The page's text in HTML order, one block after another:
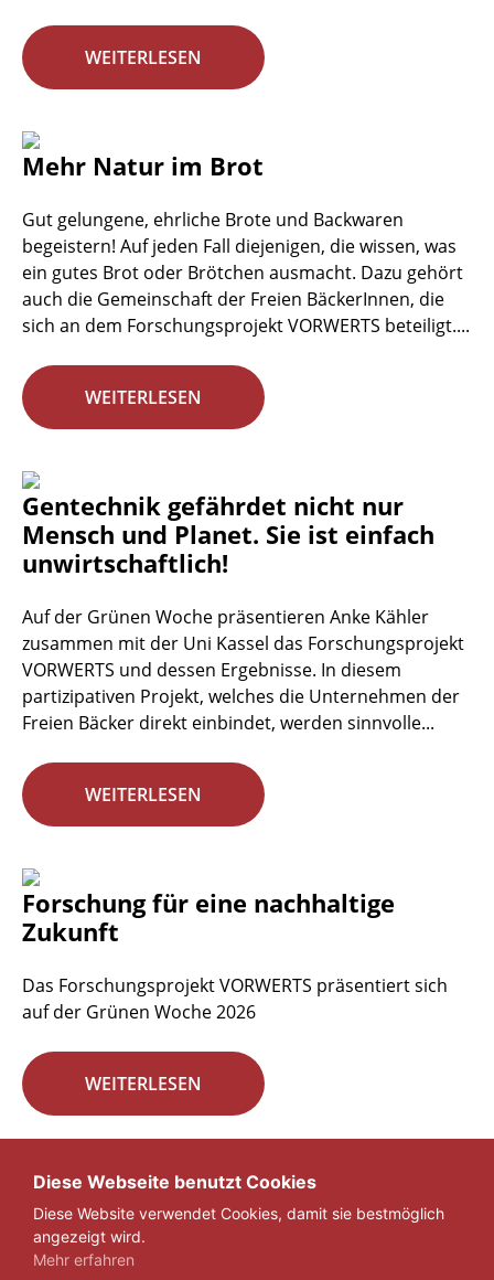
WEITERLESEN
Mehr Natur im Brot
Gut gelungene, ehrliche Brote und Backwaren
begeistern! Auf jeden Fall diejenigen, die wissen, was
ein gutes Brot oder Brötchen ausmacht. Dazu gehört
auch die Gemeinschaft der Freien BäckerInnen, die
sich an dem Forschungsprojekt VORWERTS beteiligt....
WEITERLESEN
Gentechnik gefährdet nicht nur
Mensch und Planet. Sie ist einfach
unwirtschaftlich!
Auf der Grünen Woche präsentieren Anke Kähler
zusammen mit der Uni Kassel das Forschungsprojekt
VORWERTS und dessen Ergebnisse. In diesem
partizipativen Projekt, welches die Unternehmen der
Freien Bäcker direkt einbindet, werden sinnvolle...
WEITERLESEN
Forschung für eine nachhaltige
Zukunft
Das Forschungsprojekt VORWERTS präsentiert sich
auf der Grünen Woche 2026
WEITERLESEN
1 2 3 ... 29 »
Diese Webseite benutzt Cookies
Diese Website verwendet Cookies, damit sie bestmöglich
angezeigt wird.
Mehr erfahren